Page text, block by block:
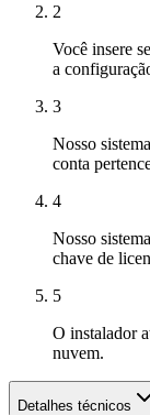
2
Você insere
a
3
Nosso
conta
4
Nosso
chave de
5
O instalador
nuvem.
Detalhes técnicos